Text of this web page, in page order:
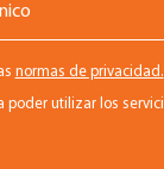
normas de privacidad.
utilizar los